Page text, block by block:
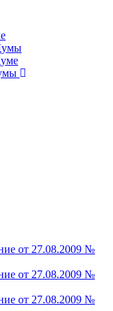
от 27.08.2009 №
от 27.08.2009 №
от 27.08.2009 №